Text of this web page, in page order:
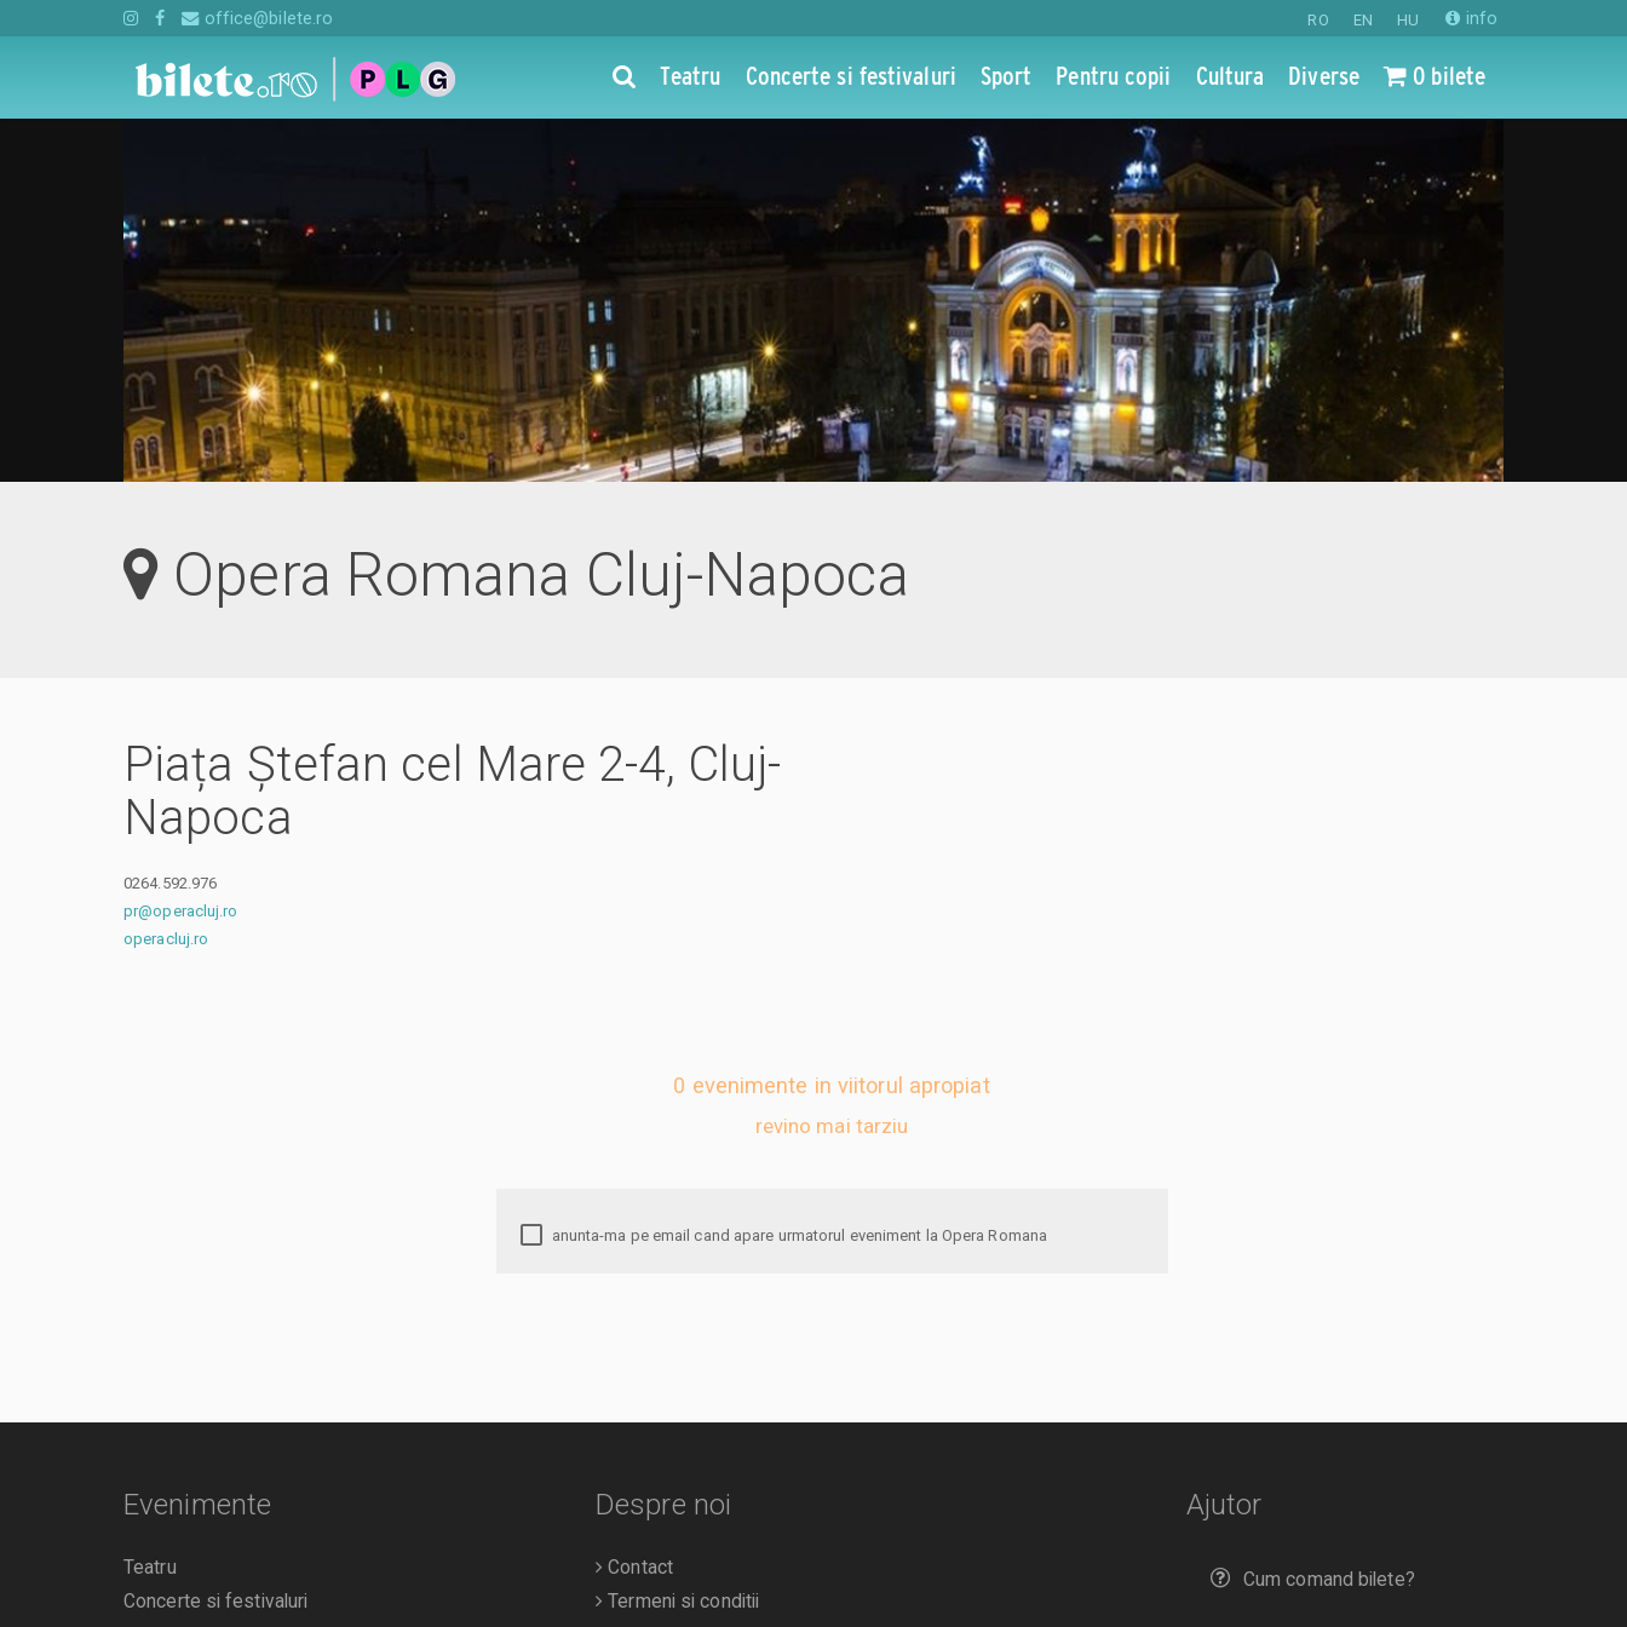
RO EN HU info
office@bilete.ro
Teatru Concerte si festivaluri Sport Pentru copii Cultura Diverse 0 bilete
Opera Romana Cluj-Napoca
Piața Ștefan cel Mare 2-4, Cluj-
Napoca
0264.592.976
pr@operacluj.ro
operacluj.ro
0 evenimente in viitorul apropiat
revino mai tarziu
anunta-ma pe email cand apare urmatorul eveniment la Opera Romana
Ajutor
Cum comand bilete?
Evenimente
Teatru
Concerte si festivaluri
Despre noi
Contact
Termeni si conditii